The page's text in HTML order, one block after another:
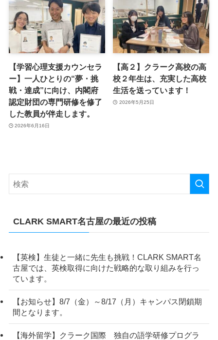
【学習心理支援カウンセラ
ー】一人ひとりの“夢・挑
戦・達成”に向け、内閣府
認定財団の専門研修を修了
した教員が伴走します。
2026年6月16日
【高２】クラーク高校の高
校２年生は、充実した高校
生活を送っています！
2026年5月25日
CLARK SMART名古屋の最近の投稿
【英検】生徒と一緒に先生も挑戦！CLARK SMART名
古屋では、英検取得に向けた戦略的な取り組みを行っ
ています。
【お知らせ】8/7（金）～8/17（月）キャンパス閉鎖期
間となります。
【海外留学】クラーク国際 独自の語学研修プログラ